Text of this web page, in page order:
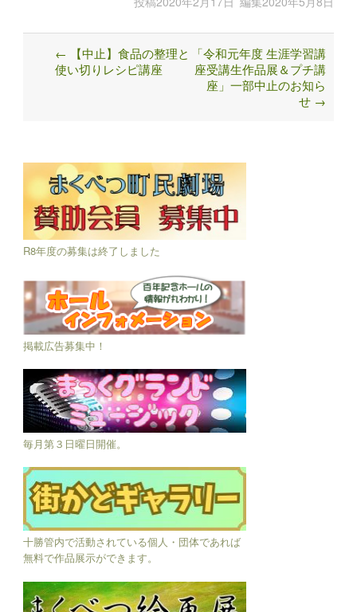
Post
navigation
←
【中止】食品の整理と
使い切りレシピ講座
「令和元年度 生涯学習講
座受講生作品展＆プチ講
座」一部中止のお知ら
せ →
R8年度の募集は終了しました
掲載広告募集中！
毎月第３日曜日開催。
十勝管内で活動されている個人・団体であれば
無料で作品展示ができます。